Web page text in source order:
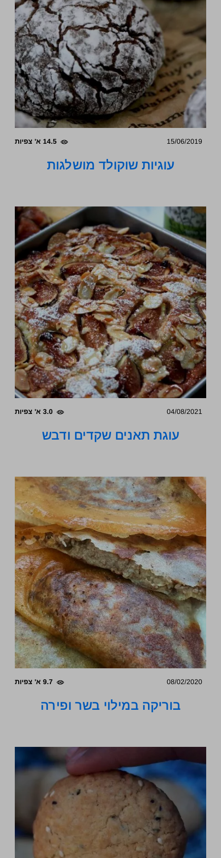
15/06/2019 14.5 א' צפיות
עוגיות שוקולד מושלגות
04/08/2021 3.0 א' צפיות
עוגת תאנים שקדים ודבש
08/02/2020 9.7 א' צפיות
בוריקה במילוי בשר ופירה